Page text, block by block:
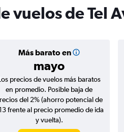
vuelos de Tel
Más barato en
mayo
precios de vuelos más baratos
en promedio. Posible baja de
del 2% (ahorro potencial de
frente al precio promedio de ida
y vuelta).